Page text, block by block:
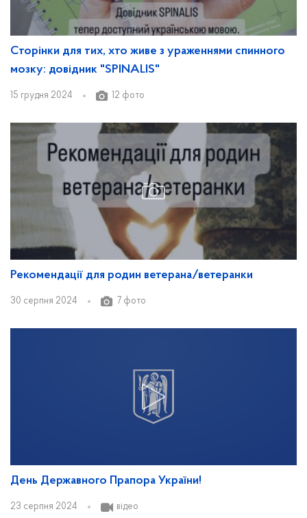
Сторінки для тих, хто живе з ураженнями спинного
мозку: довідник "SPINALIS"
15 грудня 2024 12 фото
Рекомендації для родин ветерана/ветеранки
30 серпня 2024 7 фото
День Державного Прапора України!
23 серпня 2024 відео